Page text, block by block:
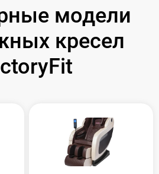
модели
кресел